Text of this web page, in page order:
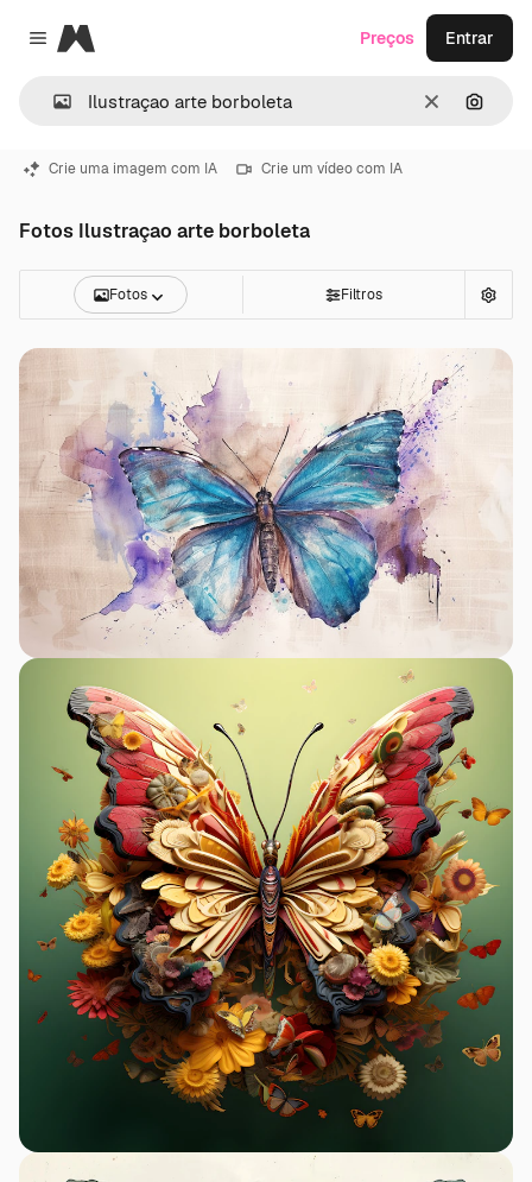
Close menu
Magnific
Limpar
Preços Entrar
Crie uma imagem com IA Crie um vídeo com IA
Fotos Ilustraçao arte borboleta
Fotos Filtros